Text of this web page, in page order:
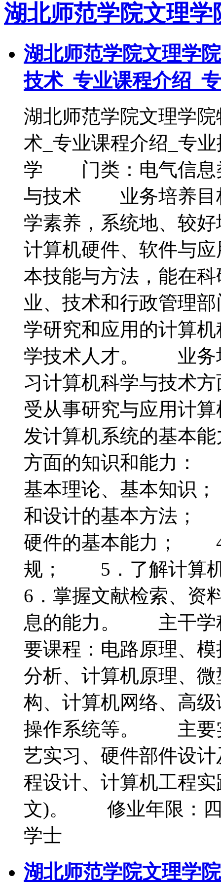
湖北师范学院文理学
湖北师范学院文理学
技术_专业课程介绍_
湖北师范学院文理学
术_专业课程介绍_专
学 门类：电气信息
与技术 业务培养目
学素养，系统地、较
计算机硬件、软件与
本技能与方法，能在
业、技术和行政管理
学研究和应用的计算
学技术人才。 业务
习计算机科学与技术
受从事研究与应用计
发计算机系统的基本
方面的知识和能力：
基本理论、基本知识
和设计的基本方法；
硬件的基本能力； 4
规； 5．了解计算
6．掌握文献检索、资
息的能力。 主干学
要课程：电路原理、
分析、计算机原理、
构、计算机网络、高
操作系统等。 主要
艺实习、硬件部件设
程设计、计算机工程
文)。 修业年限：
学士
湖北师范学院文理学